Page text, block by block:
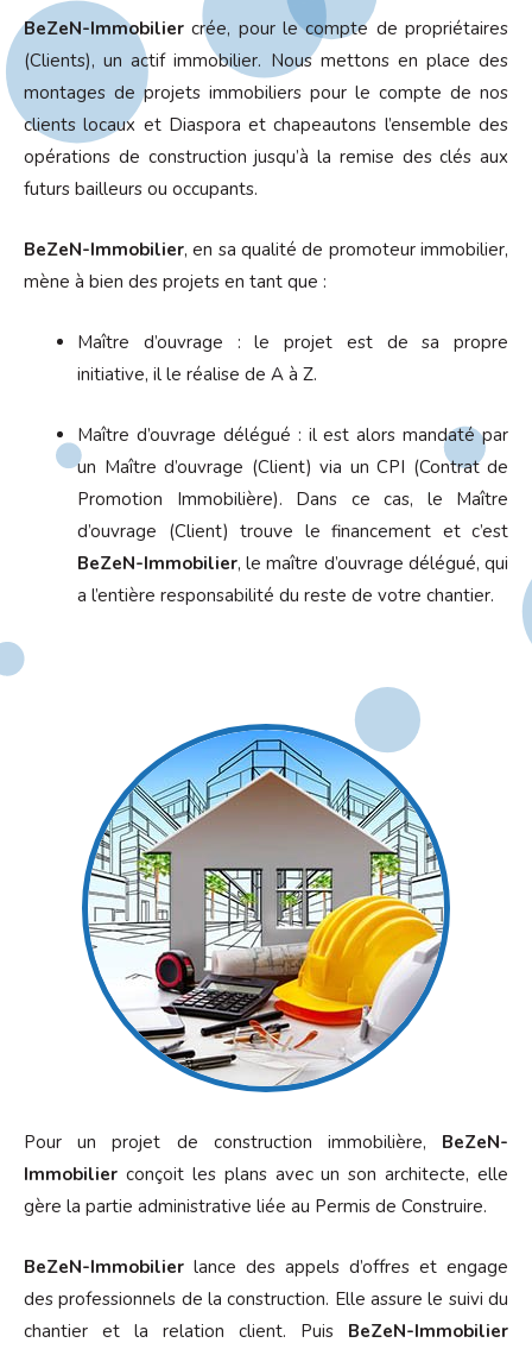
BeZeN-Immobilier crée, pour le compte de propriétaires
(Clients), un actif immobilier. Nous mettons en place des
montages de projets immobiliers pour le compte de nos
clients locaux et Diaspora et chapeautons l’ensemble des
opérations de construction jusqu’à la remise des clés aux
futurs bailleurs ou occupants.
BeZeN-Immobilier, en sa qualité de promoteur immobilier,
mène à bien des projets en tant que :
Maître d’ouvrage : le projet est de sa propre
initiative, il le réalise de A à Z.
Maître d’ouvrage délégué : il est alors mandaté par
un Maître d’ouvrage (Client) via un CPI (Contrat de
Promotion Immobilière). Dans ce cas, le Maître
d’ouvrage (Client) trouve le financement et c’est
BeZeN-Immobilier, le maître d’ouvrage délégué, qui
a l’entière responsabilité du reste de votre chantier.
Pour un projet de construction immobilière, BeZeN-
Immobilier conçoit les plans avec un son architecte, elle
gère la partie administrative liée au Permis de Construire.
BeZeN-Immobilier lance des appels d’offres et engage
des professionnels de la construction. Elle assure le suivi du
chantier et la relation client. Puis BeZeN-Immobilier